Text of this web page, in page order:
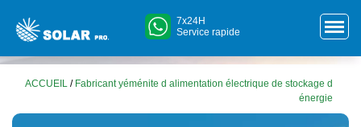
7x24H
Service rapide
ACCUEIL / Fabricant yéménite d alimentation électrique de stockage d
énergie